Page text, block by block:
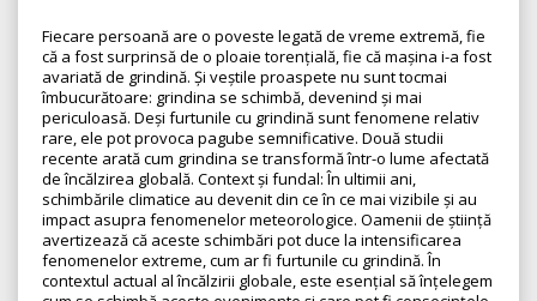
Fiecare persoană are o poveste legată de vreme extremă, fie
că a fost surprinsă de o ploaie torențială, fie că mașina i-a fost
avariată de grindină. Și veștile proaspete nu sunt tocmai
îmbucurătoare: grindina se schimbă, devenind și mai
periculoasă. Deși furtunile cu grindină sunt fenomene relativ
rare, ele pot provoca pagube semnificative. Două studii
recente arată cum grindina se transformă într-o lume afectată
de încălzirea globală. Context și fundal: În ultimii ani,
schimbările climatice au devenit din ce în ce mai vizibile și au
impact asupra fenomenelor meteorologice. Oamenii de știință
avertizează că aceste schimbări pot duce la intensificarea
fenomenelor extreme, cum ar fi furtunile cu grindină. În
contextul actual al încălzirii globale, este esențial să înțelegem